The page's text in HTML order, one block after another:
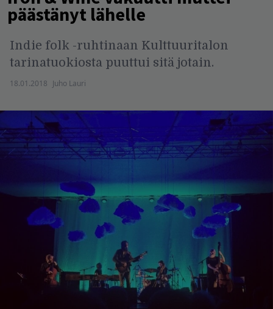
päästänyt lähelle
Indie folk -ruhtinaan Kulttuuritalon
tarinatuokiosta puuttui sitä jotain.
18.01.2018 Juho Lauri